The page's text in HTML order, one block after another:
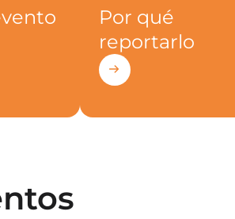
Por qué
reportarlo